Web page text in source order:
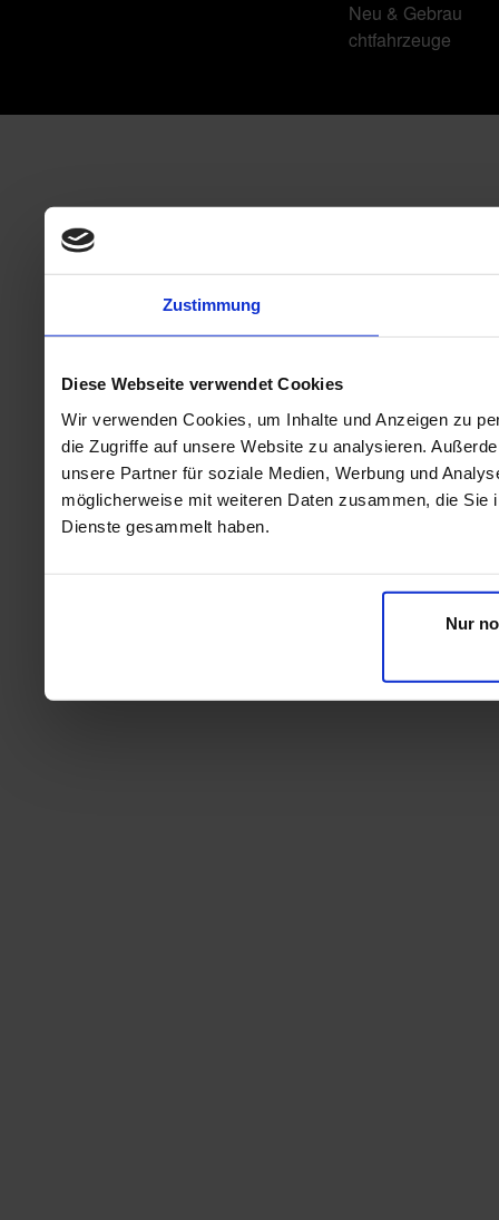
Zustimmung
Diese Webseite verwendet Cookies
Wir verwenden Cookies, um Inhalte und Anzeigen zu
die Zugriffe auf unsere Website zu analysieren.
unsere Partner für soziale Medien, Werbung und
möglicherweise mit weiteren Daten zusammen, die
Dienste gesammelt haben.
Nur
Neu & Gebrau
chtfahrzeuge